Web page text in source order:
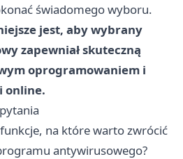
świadomego wyboru.
jest, aby wybrany
zapewniał skuteczną
oprogramowaniem i
online.
funkcje, na które warto zwrócić
antywirusowego?